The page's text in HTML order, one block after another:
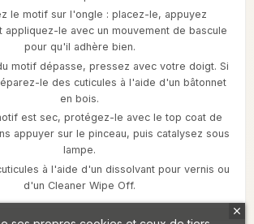
le motif sur l'ongle : placez-le, appuyez
appliquez-le avec un mouvement de bascule
pour qu'il adhère bien.
motif dépasse, pressez avec votre doigt. Si
le des cuticules à l'aide d'un bâtonnet
en bois.
est sec, protégez-le avec le top coat de
appuyer sur le pinceau, puis catalysez sous
lampe.
à l'aide d'un dissolvant pour vernis ou
d'un Cleaner Wipe Off.